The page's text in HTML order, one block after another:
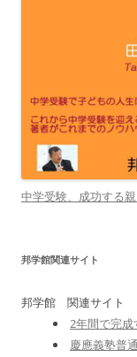
中学受験、成功する
邦学館関連サイト
邦学館 関連サイト
2年間で完
慶應義塾普